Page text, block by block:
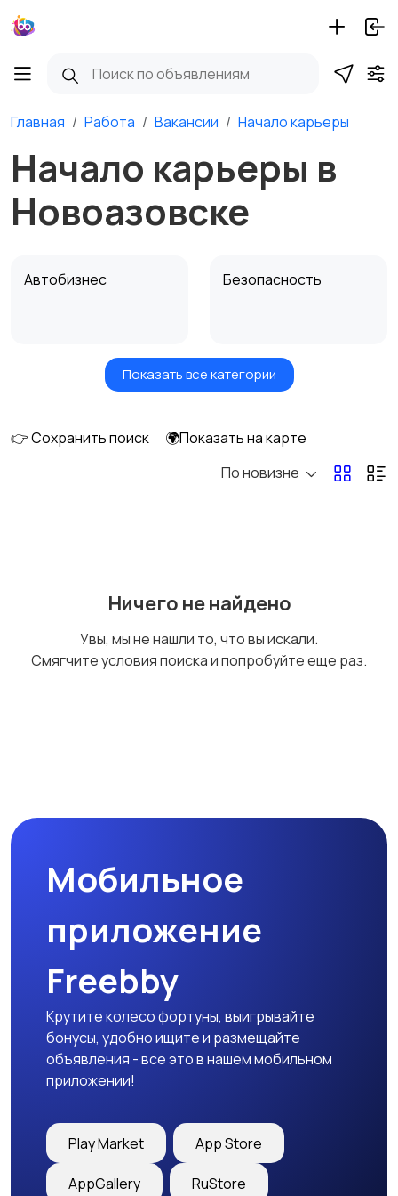
Главная Работа Вакансии Начало карьеры
Начало карьеры в
Новоазовске
Автобизнес Безопасность
Бытовые услуги и
Высший менеджмент
Добыча сырья,
Медицина Начало карьеры
Образование и наука
закупки
Показать все категории
👉 Сохранить поиск
🌍Показать на карте
По новизне
Ничего не найдено
Увы, мы не нашли то, что вы искали.
Смягчите условия поиска и попробуйте еще раз.
Мобильное
приложение
Freebby
Крутите колесо фортуны, выигрывайте
бонусы, удобно ищите и размещайте
объявления - все это в нашем мобильном
приложении!
Play Market App Store
AppGallery RuStore